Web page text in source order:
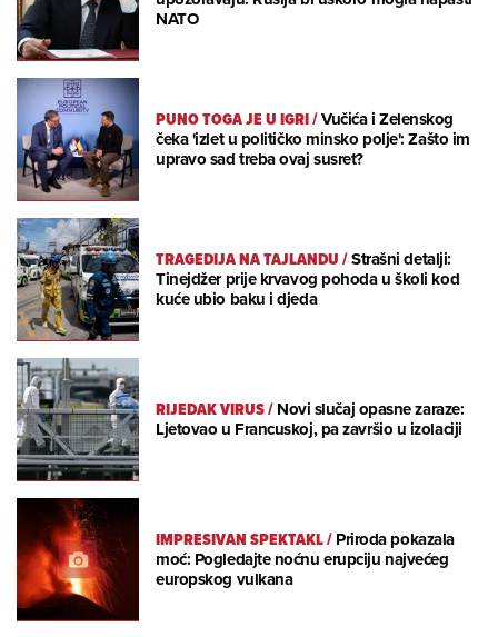
NATO
PUNO TOGA JE U IGRI/Vučića i Zelenskog
čeka 'izlet u političko minsko polje': Zašto im
upravo sad treba ovaj susret?
TRAGEDIJA NA TAJLANDU/Strašni detalji:
Tinejdžer prije krvavog pohoda u školi kod
kuće ubio baku i djeda
RIJEDAK VIRUS/Novi slučaj opasne zaraze:
Ljetovao u Francuskoj, pa završio u izolaciji
IMPRESIVAN SPEKTAKL/Priroda pokazala
moć: Pogledajte noćnu erupciju najvećeg
europskog vulkana